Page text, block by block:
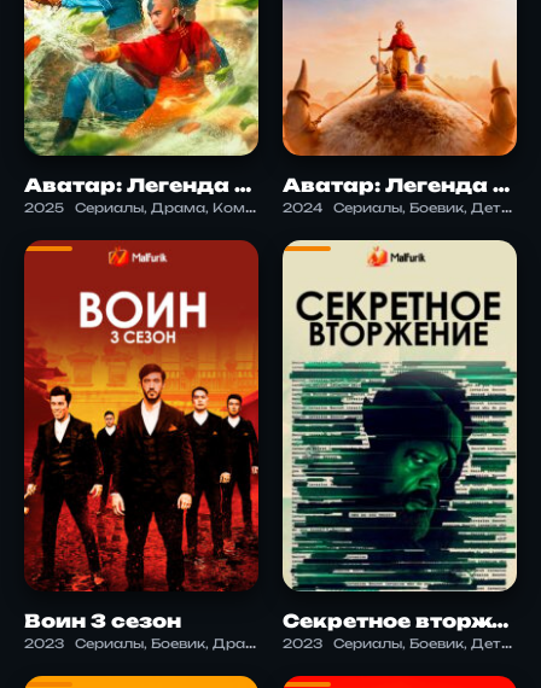
Аватар: Легенда об Аанге 2
2025 Сериалы, Драма, Комедия, Научная фантастика, Приключения, Экшен
Аватар: Легенда об Аанге
2024 Сериалы, Боевик, Детектив, Драма, Комедия, Приключения, Фэнтези
Воин 3 сезон
2023 Сериалы, Боевик, Драма, Криминал, Экшен
Секретное вторжение
2023 Сериалы, Боевик, Детектив, Драма, Триллер, Фэнтези, Экшен